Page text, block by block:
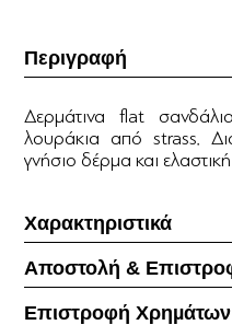
Περιγραφή
Δερμάτινα flat
λουράκια από strass.
γνήσιο δέρμα και
Χαρακτηριστικά
Αποστολή &
Επιστροφή Χρηµάτων